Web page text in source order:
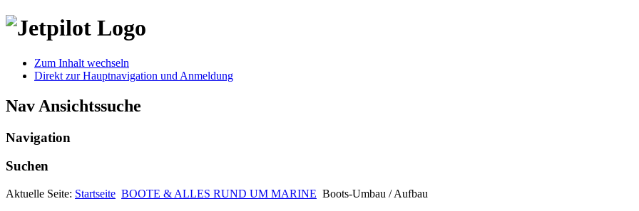
Zum Inhalt wechseln
Direkt zur Hauptnavigation und Anmeldung
Nav Ansichtssuche
Navigation
Suchen
Aktuelle Seite: Startseite BOOTE & ALLES RUND UM MARINE Boots-Umbau / Aufbau